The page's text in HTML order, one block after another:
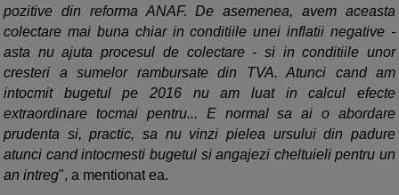
pozitive din reforma ANAF. De asemenea, avem aceasta
colectare mai buna chiar in conditiile unei inflatii negative -
asta nu ajuta procesul de colectare - si in conditiile unor
cresteri a sumelor rambursate din TVA. Atunci cand am
intocmit bugetul pe 2016 nu am luat in calcul efecte
extraordinare tocmai pentru... E normal sa ai o abordare
prudenta si, practic, sa nu vinzi pielea ursului din padure
atunci cand intocmesti bugetul si angajezi cheltuieli pentru un
an intreg", a mentionat ea.